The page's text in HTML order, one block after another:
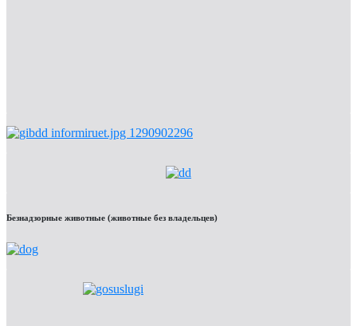
Безнадзорные животные (животные без владельцев)